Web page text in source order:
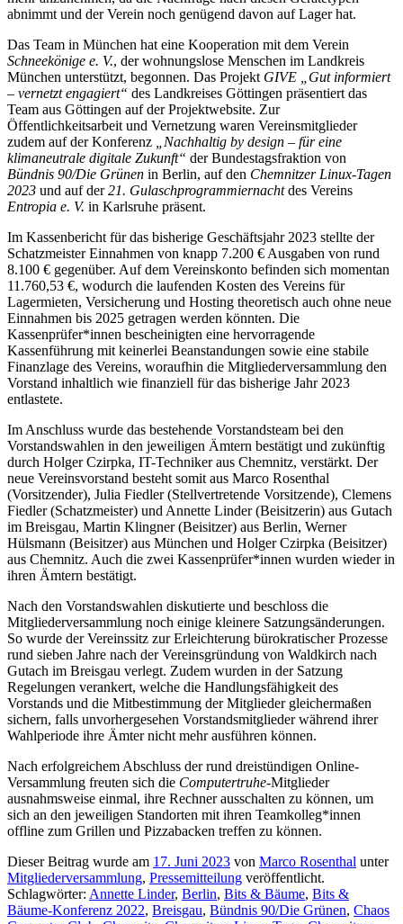
abnimmt und der Verein noch genügend davon auf Lager hat.
Das Team in München hat eine Kooperation mit dem Verein
Schneekönige e. V., der wohnungslose Menschen im Landkreis
München unterstützt, begonnen. Das Projekt GIVE „Gut informiert
– vernetzt engagiert“ des Landkreises Göttingen präsentiert das
Team aus Göttingen auf der Projektwebsite. Zur
Öffentlichkeitsarbeit und Vernetzung waren Vereinsmitglieder
zudem auf der Konferenz „Nachhaltig by design – für eine
klimaneutrale digitale Zukunft“ der Bundestagsfraktion von
Bündnis 90/Die Grünen in Berlin, auf den Chemnitzer Linux-Tagen
2023 und auf der21. Gulaschprogrammiernachtdes Vereins
Entropia e. V. in Karlsruhe präsent.
Im Kassenbericht für das bisherige Geschäftsjahr 2023 stellte der
Schatzmeister Einnahmen von knapp 7.200 € Ausgaben von rund
8.100 € gegenüber. Auf dem Vereinskonto befinden sich momentan
11.760,53 €, wodurch die laufenden Kosten des Vereins für
Lagermieten, Versicherung und Hosting theoretisch auch ohne neue
Einnahmen bis 2025 getragen werden könnten. Die
Kassenprüfer*innen bescheinigten eine hervorragende
Kassenführung mit keinerlei Beanstandungen sowie eine stabile
Finanzlage des Vereins, woraufhin die Mitgliederversammlung den
Vorstand inhaltlich wie finanziell für das bisherige Jahr 2023
entlastete.
Im Anschluss wurde das bestehende Vorstandsteam bei den
Vorstandswahlen in den jeweiligen Ämtern bestätigt und zukünftig
durch Holger Czirpka, IT-Techniker aus Chemnitz, verstärkt. Der
neue Vereinsvorstand besteht somit aus Marco Rosenthal
(Vorsitzender), Julia Fiedler (Stellvertretende Vorsitzende), Clemens
Fiedler (Schatzmeister) und Annette Linder (Beisitzerin) aus Gutach
im Breisgau, Martin Klingner (Beisitzer) aus Berlin, Werner
Hülsmann (Beisitzer) aus München und Holger Czirpka (Beisitzer)
aus Chemnitz. Auch die zwei Kassenprüfer*innen wurden wieder in
ihren Ämtern bestätigt.
Nach den Vorstandswahlen diskutierte und beschloss die
Mitgliederversammlung noch einige kleinere Satzungsänderungen.
So wurde der Vereinssitz zur Erleichterung bürokratischer Prozesse
rund sieben Jahre nach der Vereinsgründung von Waldkirch nach
Gutach im Breisgau verlegt. Zudem wurden in der Satzung
Regelungen verankert, welche die Handlungsfähigkeit des
Vorstands und die Mitbestimmung der Mitglieder gleichermaßen
sichern, falls unvorhergesehen Vorstandsmitglieder während ihrer
Wahlperiode ihre Ämter nicht mehr ausführen können.
Nach erfolgreichem Abschluss der rund dreistündigen Online-
Versammlung freuten sich die Computertruhe-Mitglieder
ausnahmsweise einmal, ihre Rechner ausschalten zu können, um
sich an den jeweiligen Standorten mit ihren Teamkolleg*innen
offline zum Grillen und Pizzabacken treffen zu können.
Dieser Beitrag wurde am 17. Juni 2023 von Marco Rosenthal unter
Mitgliederversammlung, Pressemitteilung veröffentlicht.
Schlagwörter: Annette Linder, Berlin, Bits & Bäume, Bits &
Bäume-Konferenz 2022, Breisgau, Bündnis 90/Die Grünen, Chaos